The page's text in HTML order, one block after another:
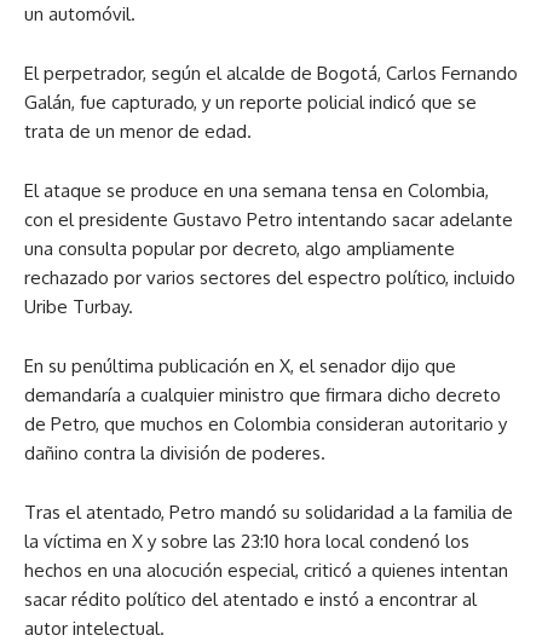
un automóvil.
El perpetrador, según el alcalde de Bogotá, Carlos Fernando
Galán, fue capturado, y un reporte policial indicó que se
trata de un menor de edad.
El ataque se produce en una semana tensa en Colombia,
con el presidente Gustavo Petro intentando sacar adelante
una consulta popular por decreto, algo ampliamente
rechazado por varios sectores del espectro político, incluido
Uribe Turbay.
En su penúltima publicación en X, el senador dijo que
demandaría a cualquier ministro que firmara dicho decreto
de Petro, que muchos en Colombia consideran autoritario y
dañino contra la división de poderes.
Tras el atentado, Petro mandó su solidaridad a la familia de
la víctima en X y sobre las 23:10 hora local condenó los
hechos en una alocución especial, criticó a quienes intentan
sacar rédito político del atentado e instó a encontrar al
autor intelectual.